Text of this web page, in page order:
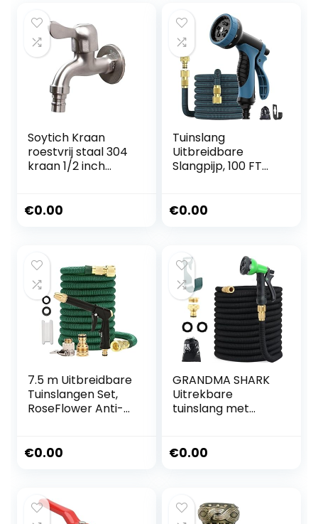
Soytich Kraan
roestvrij staal 304
kraan 1/2 inch
€0.00
Tuinslang
Uitbreidbare
Slangpijp, 100 FT
Leak Slang Pijpen
€0.00
7.5 m Uitbreidbare
Tuinslangen Set,
RoseFlower Anti-
Waterslang met
Connectoren –
€0.00
GRANDMA SHARK
Uitrekbare
tuinslang met
duurzaam 3450D
messing,
€0.00